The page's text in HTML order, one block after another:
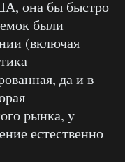
она бы быстро
были
(включая
да и в
рынка, у
естественно